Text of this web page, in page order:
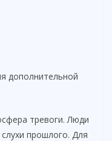
дополнительной
тревоги. Люди
прошлого. Для